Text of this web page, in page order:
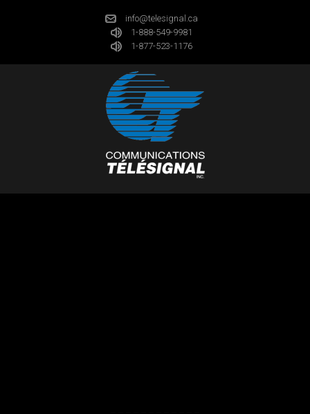
info@telesignal.ca
1-888-549-9981
1-877-523-1176